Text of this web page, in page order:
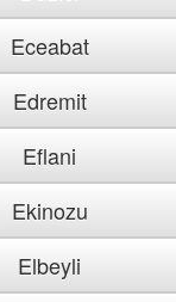
Eceabat
Edremit
Eflani
Ekinozu
Elbeyli